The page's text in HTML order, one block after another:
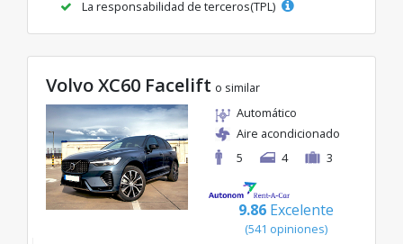
La responsabilidad de terceros(TPL)
Volvo XC60 Facelift o similar
Automático
Aire acondicionado
5
4 3
9.86 Excelente
(541 opiniones)